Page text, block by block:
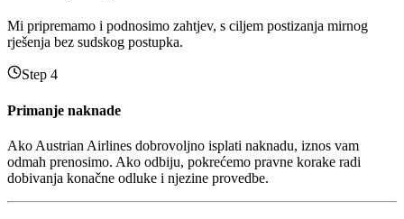
Mi pripremamo i podnosimo zahtjev, s ciljem postizanja mirnog
rješenja bez sudskog postupka.
Step 4
Primanje naknade
Ako Austrian Airlines dobrovoljno isplati naknadu, iznos vam
odmah prenosimo. Ako odbiju, pokrećemo pravne korake radi
dobivanja konačne odluke i njezine provedbe.